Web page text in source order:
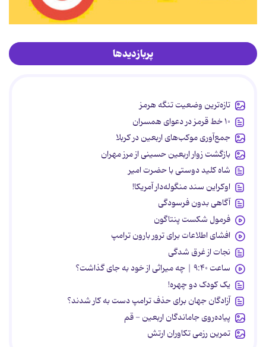
پربازدیدها
تازه‌ترین وضعیت تنگه هرمز
۱۰ خط قرمز در دعوای همسران
جمع‌آوری موکب‌های اربعین در کربلا
بازگشت زوار اربعین حسینی از مرز مهران
شاه کلید دوستی با حضرت امیر
اوکراین سند منگوله‌دار آمریکا!
آگاهی بدون فرسودگی
فرمول شکست پنتاگون
افشای اطلاعات برای ترور بارون ترامپ
نجات از غرق شدگی
ساعت ۹:۴۰ | چه میراثی از خود به جای گذاشت؟
یک کودک دو چهره!
آزادگان جهان برای حذف ترامپ دست به کار شدند؟
پیاده‌روی جاماندگان اربعین - قم
تمرین رزمی تکاوران ارتش